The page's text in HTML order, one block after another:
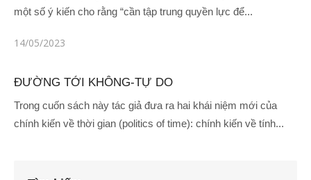
một số ý kiến cho rằng “cần tập trung quyền lực để...
Đăng
14/05/2023
ĐƯỜNG TỚI KHÔNG-TỰ DO
Trong cuốn sách này tác giả đưa ra hai khái niệm mới của
chính kiến về thời gian (politics of time): chính kiến về tính...